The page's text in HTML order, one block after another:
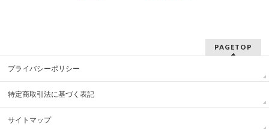
PAGETOP
プライバシーポリシー
特定商取引法に基づく表記
サイトマップ